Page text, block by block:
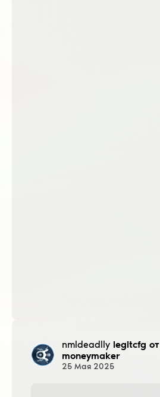
nmldeadlly legitcfg от
moneymaker
25 Мая 2025